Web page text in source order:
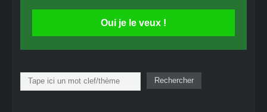
Oui je le veux !
Rechercher Rechercher